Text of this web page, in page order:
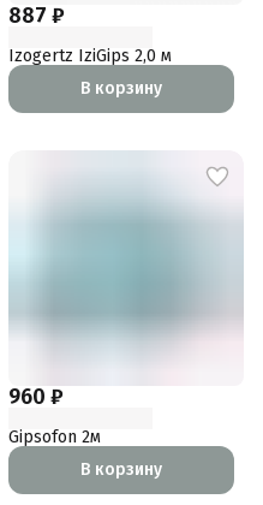
887 ₽
Izogertz IziGips 2,0 м
В корзину
960 ₽
Gipsofon 2м
В корзину